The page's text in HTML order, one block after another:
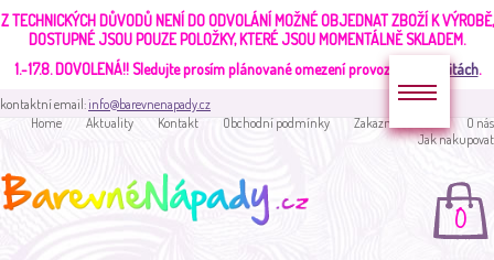
Z TECHNICKÝCH DŮVODŮ NENÍ DO ODVOLÁNÍ MOŽNÉ OBJEDNAT ZBOŽÍ K VÝROBĚ,
DOSTUPNÉ JSOU POUZE POLOŽKY, KTERÉ JSOU MOMENTÁLNĚ SKLADEM.
1.-17.8. DOVOLENÁ!!Sledujte prosím plánované omezení provozu v aktualitách.
kontaktní email:info@barevnenapady.cz
Home
Aktuality Kontakt Obchodní podmínky Zakaznická sekce
O nás
Jak nakupovat
0